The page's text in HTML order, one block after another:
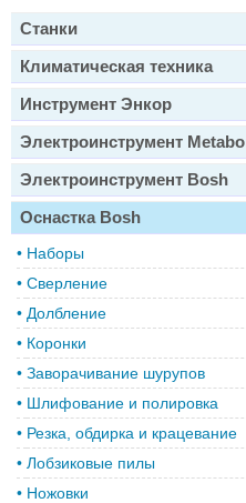
Станки
Климатическая техника
Инструмент Энкор
Электроинструмент Metabo
Электроинструмент Bosh
Оснастка Bosh
• Наборы
• Сверление
• Долбление
• Коронки
• Заворачивание шурупов
• Шлифование и полировка
• Резка, обдирка и крацевание
• Лобзиковые пилы
• Ножовки